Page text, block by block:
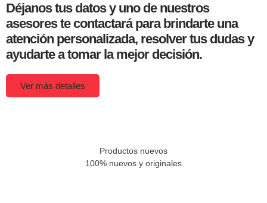
Déjanos tus datos y uno de nuestros
asesores te contactará para brindarte una
atención personalizada, resolver tus dudas y
ayudarte a tomar la mejor decisión.
Ver más detalles
Productos nuevos
100% nuevos y originales